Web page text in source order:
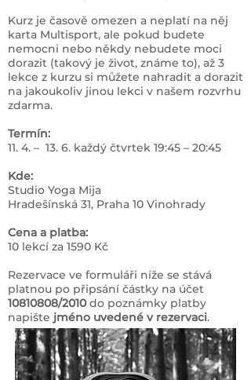
Kurz je časově omezen a neplatí na něj
karta Multisport, ale pokud budete
nemocni nebo někdy nebudete moci
dorazit (takový je život, známe to), až 3
lekce z kurzu si můžete nahradit a dorazit
na jakoukoliv jinou lekci v našem rozvrhu
zdarma.
Termín:
11. 4. – 13. 6. každý čtvrtek 19:45 – 20:45
Kde:
Studio Yoga Mija
Hradešínská 31, Praha 10 Vinohrady
Cena a platba:
10 lekcí za 1590 Kč
Rezervace ve formuláři níže se stává
platnou po připsání částky na účet
10810808/2010do poznámky platby
napište jméno uvedené v rezervaci.